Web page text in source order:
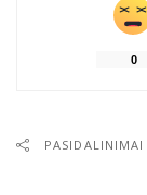
0
PASIDALINIMAI